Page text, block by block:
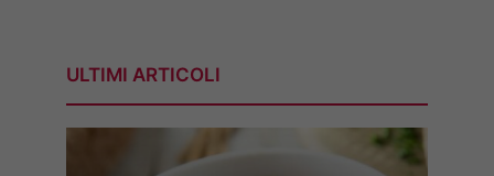
ULTIMI ARTICOLI